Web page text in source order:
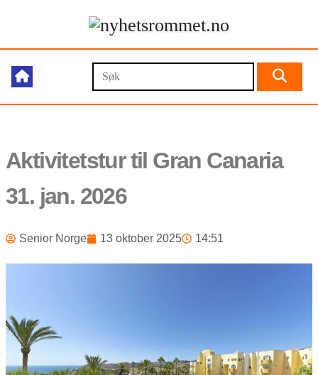
Aktivitetstur til Gran Canaria
31. jan. 2026
Senior Norge 13 oktober 2025 14:51